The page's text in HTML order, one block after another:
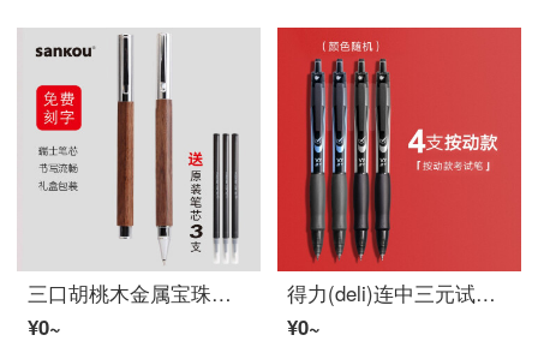
三口胡桃木金属宝珠ペンスイス輸入ペン芯ビジネスサインペン刻字プライベート刻字0.5 mm黒カスタマイズロゴ企業カスタマイズペン高級ギフトボックス胡桃木金属宝珠ペン
¥0~
得力(deli)连中三元试験鲍尔潘学生用强化型针管0.5 mm签名笔高考速乾顺滑黑色炭素水笔4支速乾按动款【V 1】
¥0~